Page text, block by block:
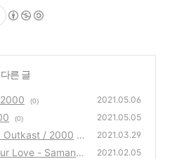
른 글
(0) 2021.05.06
(0) 2021.05.05
Outkast / 2000 2021.03.29
Love - Samanth
2021.02.05